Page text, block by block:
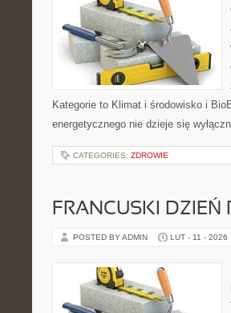
Kategorie to Klimat i środowisko i
energetycznego nie dzieje się
CATEGORIES: ZDROWIE
FRANCUSKI DZIEŃ
POSTED BY ADMIN LUT - 11 - 2026